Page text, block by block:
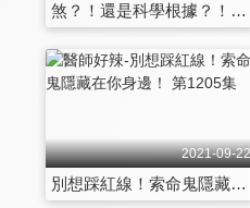
煞？！還是科學根據？！有些忌諱不說你不知道？！ 第1199集
2021-09-
別想踩紅線！索命鬼隱藏在你身邊！ 第1205集